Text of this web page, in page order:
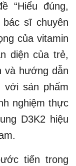
“Hiểu đúng,
bác sĩ chuyên
của vitamin
diện của trẻ,
và hướng dẫn
với sản phẩm
nghiệm thực
D3K2 hiệu
tiến trong